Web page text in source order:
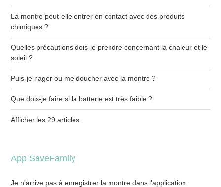
La montre peut-elle entrer en contact avec des produits
chimiques ?
Quelles précautions dois-je prendre concernant la chaleur et le
soleil ?
Puis-je nager ou me doucher avec la montre ?
Que dois-je faire si la batterie est très faible ?
Afficher les 29 articles
App SaveFamily
Je n'arrive pas à enregistrer la montre dans l'application.